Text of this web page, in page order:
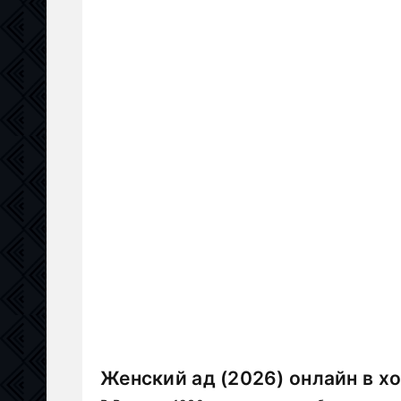
Женский ад (2026) онлайн в